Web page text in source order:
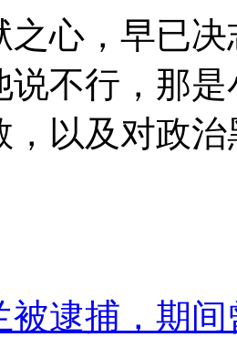
之心，早已
说不行，那
，以及对政
被逮捕，期